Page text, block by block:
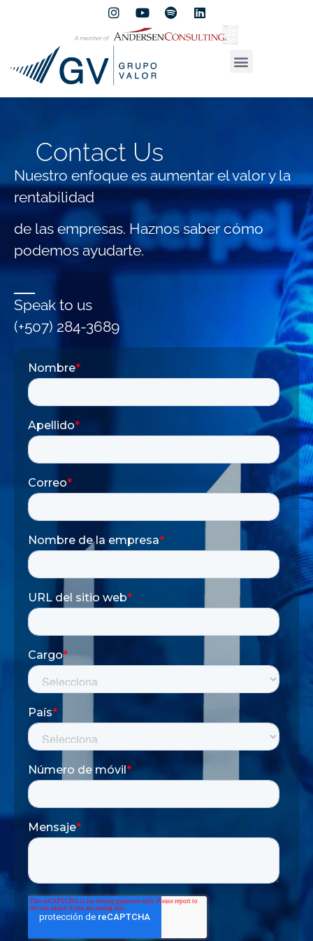
Contact Us
Nuestro enfoque es aumentar el valor y la
rentabilidad
de las empresas. Haznos saber cómo
podemos ayudarte.
Speak to us
(+507) 284-3689